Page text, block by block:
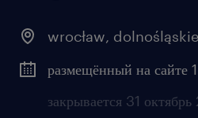
wrocław, dolnośląskie
размещённый на сайте
закрывается 31